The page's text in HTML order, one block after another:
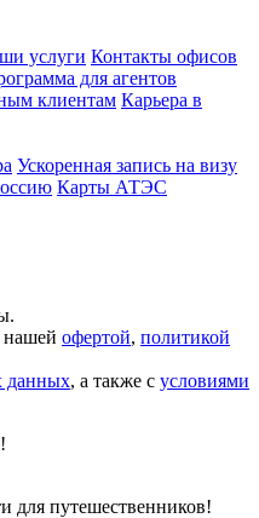
услуги Контакты офисов
для агентов
клиентам Карьера в
Ускоренная запись на визу
Карты АТЭС
нашей офертой, политикой
данных, а также с условиями
для путешественников!